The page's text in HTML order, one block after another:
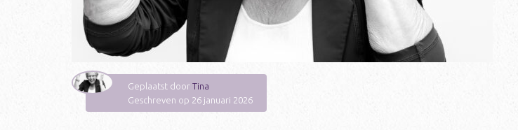
Geplaatst door Tina
Geschreven op 26 januari 2026